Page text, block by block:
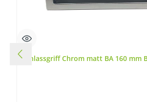
Einlassgriff Chrom matt BA 160 mm